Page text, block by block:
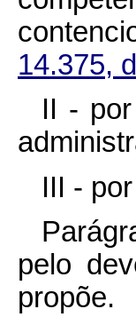
14.375,
II -
III -
pelo
propõe.